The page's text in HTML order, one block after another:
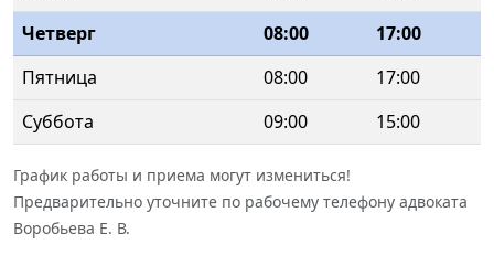
Четверг
08:00
17:00
Пятница
08:00
17:00
Суббота
09:00 15:00
График работы и приема могут измениться!
Предварительно уточните по рабочему телефону адвоката
Воробьева Е. В.